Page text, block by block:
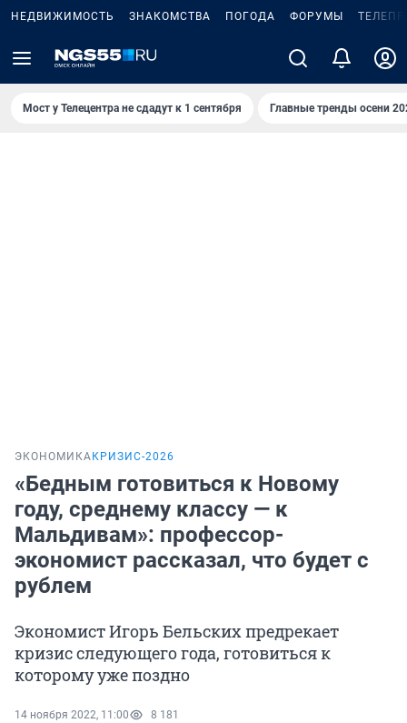
НЕДВИЖИМОСТЬ ЗНАКОМСТВА ПОГОДА ФОРУМЫ
Мост у Телецентра не сдадут к 1 сентября Главные тренды осени
ЭКОНОМИКА КРИЗИС-2026
«Бедным готовиться к Новому
году, среднему классу — к
Мальдивам»: профессор-
экономист рассказал, что будет с
рублем
Экономист Игорь Бельских предрекает
кризис следующего года, готовиться к
которому уже поздно
14 ноября 2022, 11:00 8 181